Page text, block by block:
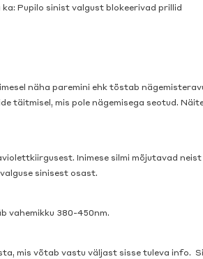
Pupilo sinist valgust blokeerivad prillid
näha paremini ehk tõstab
täitmisel, mis pole nägemisega seotud.
Inimese silmi mõjutavad
sinisest osast.
vahemikku 380-450nm.
mis võtab vastu väljast sisse tuleva info.